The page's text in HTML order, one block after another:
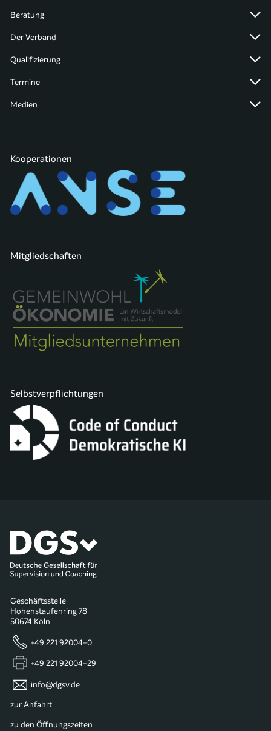
Beratung
Der Verband
Qualifizierung
Termine
Medien
Kooperationen
Mitgliedschaften
Selbstverpflichtungen
Geschäftsstelle
Hohenstaufenring 78
50674 Köln
+49 221 92004-0
+49 221 92004-29
info@dgsv.de
zur Anfahrt
zu den Öffnungszeiten